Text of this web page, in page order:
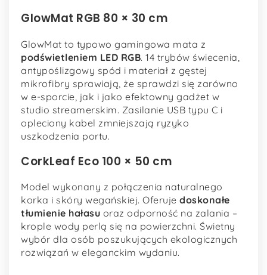
GlowMat RGB 80 × 30 cm
GlowMat to typowo gamingowa mata z
podświetleniem LED RGB. 14 trybów świecenia,
antypoślizgowy spód i materiał z gęstej
mikrofibry sprawiają, że sprawdzi się zarówno
w e-sporcie, jak i jako efektowny gadżet w
studio streamerskim. Zasilanie USB typu C i
opleciony kabel zmniejszają ryzyko
uszkodzenia portu.
CorkLeaf Eco 100 × 50 cm
Model wykonany z połączenia naturalnego
korka i skóry wegańskiej. Oferuje doskonałe
tłumienie hałasu oraz odporność na zalania –
krople wody perlą się na powierzchni. Świetny
wybór dla osób poszukujących ekologicznych
rozwiązań w eleganckim wydaniu.